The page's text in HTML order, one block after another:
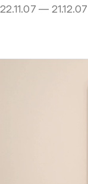
22.11.07 — 21.12.07